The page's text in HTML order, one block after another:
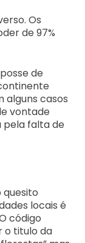
Os
de 97%
de
alguns casos
vontade
pela falta de
quesito
locais é
código
o titulo da